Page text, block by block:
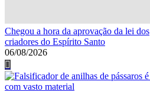
Chegou a hora da aprovação da lei dos
criadores do Espírito Santo
06/08/2026